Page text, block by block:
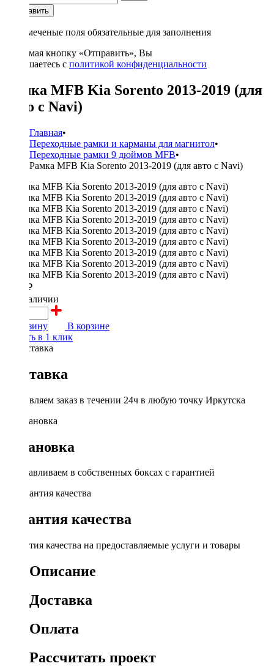
Отправить
* - отмеченые поля обязательные для заполнения
Нажимая кнопку «Отправить», Вы
соглашаетесь с политикой конфиденциальности
Рамка MFB Kia Sorento 2013-2019 (для
авто с Navi)
Главная•
Переходные рамки и карманы для магнитол•
Переходные рамки 9 дюймов MFB•
Рамка MFB Kia Sorento 2013-2019 (для авто с Navi)
2000 ₽
в наличии
В корзину
В корзине
Купить в 1 клик
Доставка
Доставляем заказ в течении 24ч в любую точку Иркутска
Установка
Устанавливаем в собственных боксах с гарантией
Гарантия качества
Гарантия качества на предоставляемые услуги и товары
Описание
Доставка
Оплата
Рассчитать проект